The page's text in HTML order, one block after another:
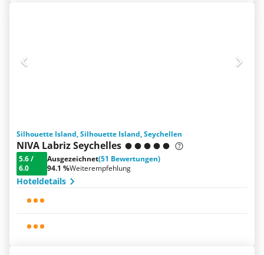
Silhouette Island, Silhouette Island, Seychellen
NIVA Labriz Seychelles
5.6/
6.0
Ausgezeichnet(51 Bewertungen)
94.1 %Weiterempfehlung
Hoteldetails